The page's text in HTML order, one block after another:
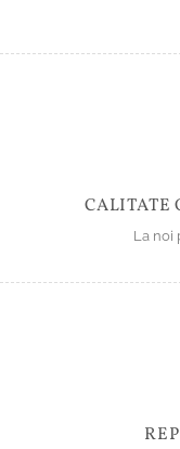
CALITATE
La noi